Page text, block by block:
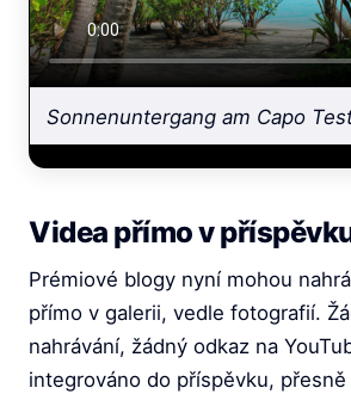
Sonnenuntergang am Capo
Videa přímo v
Prémiové blogy nyní mohou
přímo v galerii, vedle fotografií.
nahrávání, žádný odkaz na
integrováno do příspěvku,